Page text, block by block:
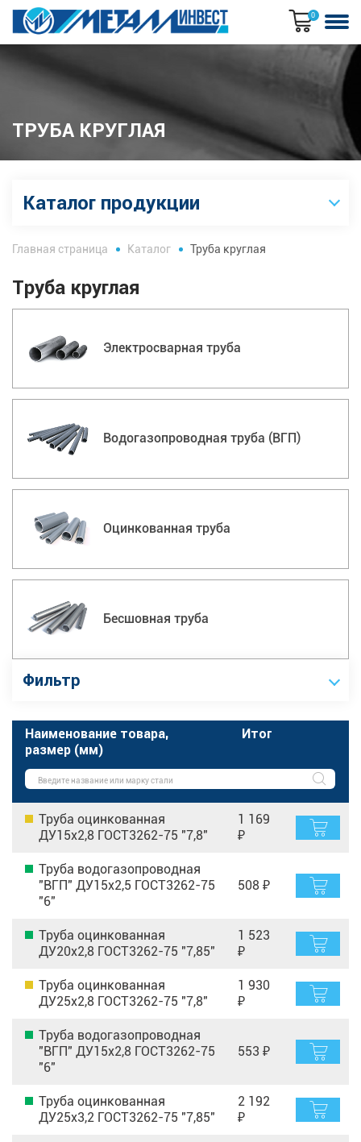
0
ТРУБА КРУГЛАЯ
Каталог продукции
Главная страница Каталог Труба круглая
Труба круглая
Электросварная труба
Водогазопроводная труба (ВГП)
Оцинкованная труба
Бесшовная труба
Фильтр
Наименование товара,
размер (мм)
Итог
Труба оцинкованная
ДУ15х2,8 ГОСТ3262-75 "7,8"
1 169
₽
Труба водогазопроводная
"ВГП" ДУ15х2,5 ГОСТ3262-75
"6"
508 ₽
Труба оцинкованная
ДУ20х2,8 ГОСТ3262-75 "7,85"
1 523
₽
Труба оцинкованная
ДУ25х2,8 ГОСТ3262-75 "7,8"
1 930
₽
Труба водогазопроводная
"ВГП" ДУ15х2,8 ГОСТ3262-75
"6"
553 ₽
Труба оцинкованная
ДУ25х3,2 ГОСТ3262-75 "7,85"
2 192
₽